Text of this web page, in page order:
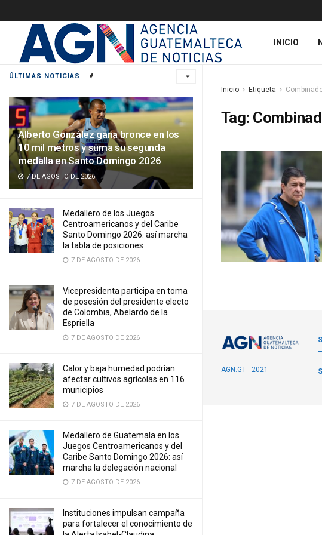
ÚLTIMAS NOTICIAS
Alberto González gana bronce en los
10 mil metros y suma su segunda
medalla en Santo Domingo 2026
7 DE AGOSTO DE 2026
Medallero de los Juegos
Centroamericanos y del Caribe
Santo Domingo 2026: así marcha
la tabla de posiciones
7 DE AGOSTO DE 2026
Vicepresidenta participa en toma
de posesión del presidente electo
de Colombia, Abelardo de la
Espriella
7 DE AGOSTO DE 2026
Calor y baja humedad podrían
afectar cultivos agrícolas en 116
municipios
7 DE AGOSTO DE 2026
Medallero de Guatemala en los
Juegos Centroamericanos y del
Caribe Santo Domingo 2026: así
marcha la delegación nacional
7 DE AGOSTO DE 2026
Instituciones impulsan campaña
para fortalecer el conocimiento de
INICIO
Inicio Etiqueta
Tag:
AGN.GT - 2021